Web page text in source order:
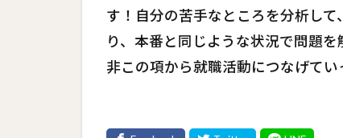
す！自分の苦手なところを分析し
り、本番と同じような状況で問題
非この項から就職活動につなげてい